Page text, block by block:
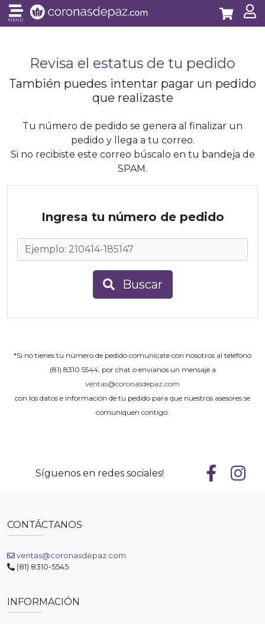
MENÚ
Revisa el estatus de tu pedido
También puedes intentar pagar un pedido
que realizaste
Tu número de pedido se genera al finalizar un
pedido y llega a tu correo.
Si no recibiste este correo búscalo en tu bandeja de
SPAM.
Ingresa tu número de pedido
Buscar
*Si no tienes tu número de pedido comunícate con nosotros al teléfono
(81) 8310 5544, por chat o envíanos un mensaje a
ventas@coronasdepaz.com
con los datos e información de tu pedido para que nuestros asesores se
comuniquen contigo.
Síguenos en redes sociales!
CONTÁCTANOS
ventas@coronasdepaz.com
(81) 8310-5545
INFORMACIÓN